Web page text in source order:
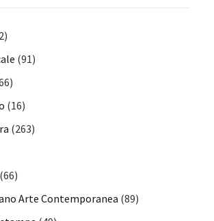
(91)
(16)
(263)
(66)
Arte Contemporanea (89)